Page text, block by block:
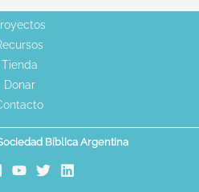
Tienda
Donar
Bíblica Argentina